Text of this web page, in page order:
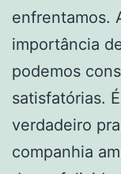
enfrentamos.
importância
podemos
satisfatórias.
verdadeiro
companhia